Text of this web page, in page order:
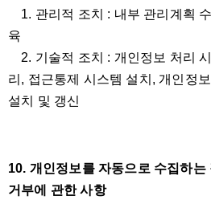
1. 관리적 조치 : 내부 관리계획
육
2. 기술적 조치 : 개인정보 처리
리, 접근통제 시스템 설치, 개인정
설치 및 갱신
10. 개인정보를 자동으로 수집하
거부에 관한 사항